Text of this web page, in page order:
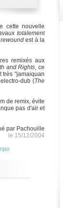
cette nouvelle
totalement
est à la
remixés aux
and Rights, ce
très "jamaiquan
dub (The
de remix, évite
pas d'air et
par Pachouille
le 15/12/2004